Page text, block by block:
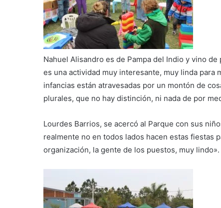
Nahuel Alisandro es de Pampa del Indio y vino
es una actividad muy interesante, muy linda
infancias están atravesadas por un montón de
plurales, que no hay distinción, ni nada de por
Lourdes Barrios, se acercó al Parque con sus
realmente no en todos lados hacen estas fiestas
organización, la gente de los puestos, muy lindo».